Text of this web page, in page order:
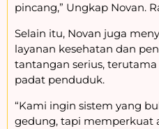
pincang,” Ungkap Novan.
Selain itu, Novan juga
layanan kesehatan dan
tantangan serius,
padat penduduk.
“Kami ingin sistem yang
gedung, tapi memperkuat